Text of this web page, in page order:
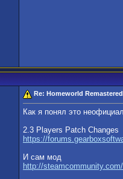
Re: Homeworld
Как я понял это
2.3 Players Patch Changes
https://
И сам мод
http://